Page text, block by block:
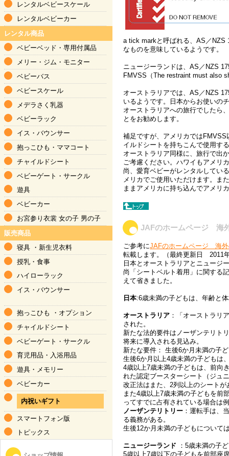
a tick markと呼ばれる、AS／NZS
なものを意味しているようです。
ニュージーランドは、AS／NZS
FMVSS（The restraint must also
オーストラリアでは、AS／NZS
いるようです。日本からお使いの
オーストラリアへの旅行でしたら
とをお勧めします。
補足ですが、アメリカでは
イルドシートを持ちこんで使用す
オーストラリア同様に、旅行で出
ご考慮ください。ハワイもアメリ
尚、愛育ベビーがレンタルしてい
メリカでご使用いただけます。ま
ままアメリカに持ち込んでアメリ
JAFのホームページ 海
ご参考にJAFのホームページ 海外
転載します。（最終更新日 2011
日本とオーストラリアとニュージ
尚「シートベルト着用」に関する
えて省きました。
日本:6歳未満の子どもは、年齢と
オーストラリア ：「オーストラリ
された。
新たな法的要件はノーザンテリト
将来に導入される見込み。
新たな要件： 生後6か月未満の子
生後6か月以上4歳未満の子どもは
4歳以上7歳未満の子どもは、前向
れた認定ブースターシート（ジュ
改正法はまた、2列以上のシート
また4歳以上7歳未満の子どもを前
ってすでに占有されている場合は
ノーザンテリトリー ：運転手は、
る義務がある。
生後12か月未満の子どもについて
ニュージーランド
：5歳未満の子
5歳以上7歳以下の子どもを前部座
レンタルベビースケール
レンタルベビーカー
レンタル商品
ベビーベッド ・ 専用付属品
メリー・ジム ・ モニター
ベビーバス
ベビースケール
メデラさく乳器
ベビーラック
イス・バウンサー
抱っこひも ・ ママコート
チャイルドシート
ベビーゲート・サークル
遊具
ベビーカー
お宮参り衣裳 女の子 男の子
販売商品
寝具 ・ 新生児衣料
授乳・食事
ハイローラック
イス・バウンサー
抱っこひも ・ オプション
チャイルドシート
ベビーゲート・サークル
育児用品 ・ 入浴用品
遊具・メモリー
ベビーカー
内祝いギフト
スマートフォン版
トピックス